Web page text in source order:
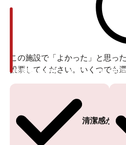
この施設で「よかった」と思っ
投票してください。いくつでも
清潔感があ
投票ありがとうございます 投